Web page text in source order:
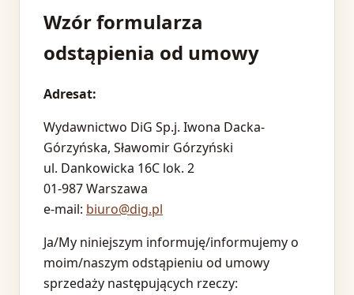
Wzór formularza
odstąpienia od umowy
Adresat:
Wydawnictwo DiG Sp.j. Iwona Dacka-
Górzyńska, Sławomir Górzyński
ul. Dankowicka 16C lok. 2
01-987 Warszawa
e-mail: biuro@dig.pl
Ja/My niniejszym informuję/informujemy o
moim/naszym odstąpieniu od umowy
sprzedaży następujących rzeczy: